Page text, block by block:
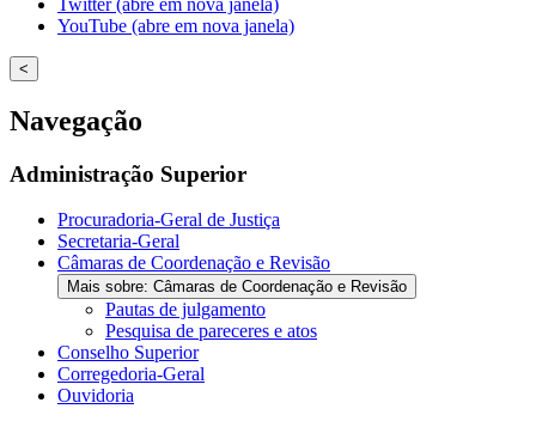
YouTube (abre em nova janela)
<
Navegação
Administração Superior
Procuradoria-Geral de Justiça
Secretaria-Geral
Câmaras de Coordenação e Revisão
Mais sobre: Câmaras de Coordenação e Revisão
Pautas de julgamento
Pesquisa de pareceres e atos
Conselho Superior
Corregedoria-Geral
Ouvidoria